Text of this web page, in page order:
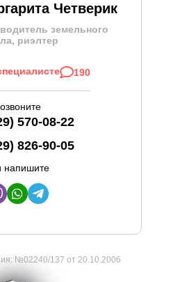
Четверик
земельного
риэлтер
190
570-08-22
826-90-05
напишите
№02240/137 от 20.10.2006